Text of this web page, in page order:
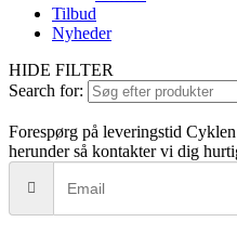
Tilbud
Nyheder
HIDE FILTER
Search for:
Forespørg på leveringstid
herunder så kontakter vi dig